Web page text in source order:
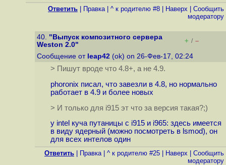
Ответить Правка| ^ к родителю #8 Наверх
Cообщить
модератору
40. "Выпуск композитного сервера
Weston 2.0"
+ / –
Сообщение от leap42 (ok) on 26-Фев-17, 02:24
> Пишут вроде что 4.8+, а не 4.9.
phoronix писал, что завезли в 4.8, но нормально
работает в 4.9 и более новых
> И только для i915 эт что за версия такая?;)
у intel куча путаницы с i915 и i965: здесь имеется
в виду ядерный (можно посмотреть в lsmod), он
для всех интелов один
Ответить Правка| ^ к родителю #25 Наверх
Cообщить
модератору